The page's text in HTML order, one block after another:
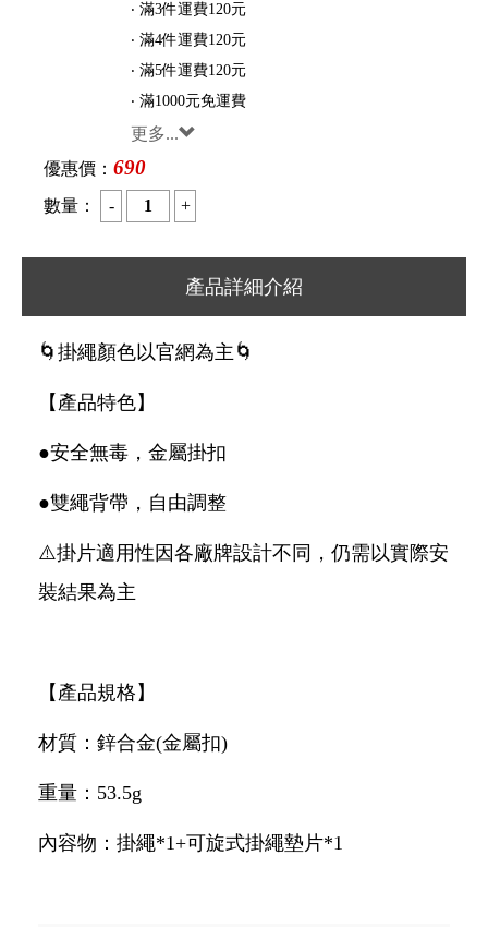
‧ 滿3件運費120元
‧ 滿4件運費120元
‧ 滿5件運費120元
‧ 滿1000元免運費
更多...
優惠價： 690
數量：
產品詳細介紹
🌀掛繩顏色以官網為主🌀
【產品特色】
●安全無毒，金屬掛扣
●雙繩背帶，自由調整
⚠️掛片適用性因各廠牌設計不同，仍需以實際安
裝結果為主
【產品規格】
材質：鋅合金(金屬扣)
重量：53.5g
內容物：掛繩*1+可旋式掛繩墊片*1